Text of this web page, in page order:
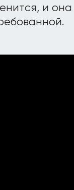
и